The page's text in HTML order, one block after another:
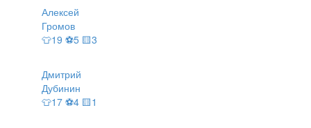
Алексей
Громов
👕19 ⚽5 🟨3
Дмитрий
Дубинин
👕17 ⚽4 🟨1